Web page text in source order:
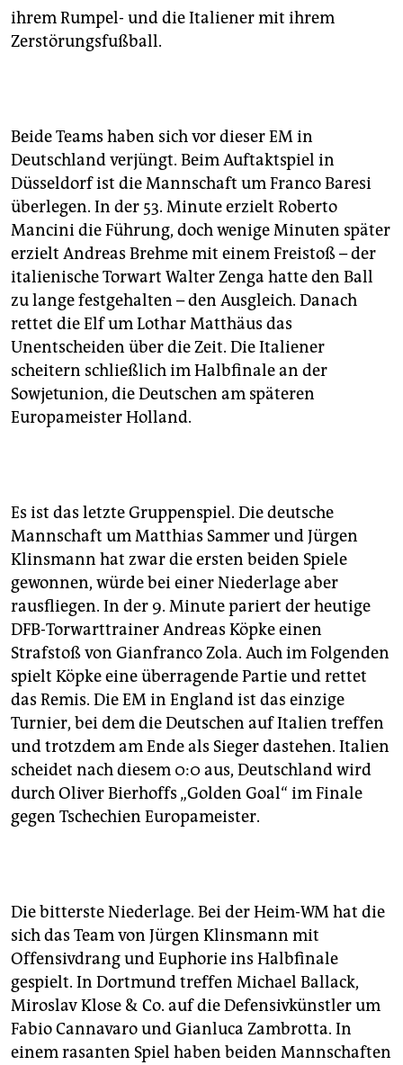
ihrem Rumpel- und die Italiener mit ihrem
Zerstörungsfußball.
Beide Teams haben sich vor dieser EM in
Deutschland verjüngt. Beim Auftaktspiel in
Düsseldorf ist die Mannschaft um Franco Baresi
überlegen. In der 53. Minute erzielt Roberto
Mancini die Führung, doch wenige Minuten später
erzielt Andreas Brehme mit einem Freistoß – der
italienische Torwart Walter Zenga hatte den Ball
zu lange festgehalten – den Ausgleich. Danach
rettet die Elf um Lothar Matthäus das
Unentscheiden über die Zeit. Die Italiener
scheitern schließlich im Halbfinale an der
Sowjetunion, die Deutschen am späteren
Europameister Holland.
Es ist das letzte Gruppenspiel. Die deutsche
Mannschaft um Matthias Sammer und Jürgen
Klinsmann hat zwar die ersten beiden Spiele
gewonnen, würde bei einer Niederlage aber
rausfliegen. In der 9. Minute pariert der heutige
DFB-Torwarttrainer Andreas Köpke einen
Strafstoß von Gianfranco Zola. Auch im Folgenden
spielt Köpke eine überragende Partie und rettet
das Remis. Die EM in England ist das einzige
Turnier, bei dem die Deutschen auf Italien treffen
und trotzdem am Ende als Sieger dastehen. Italien
scheidet nach diesem 0:0 aus, Deutschland wird
durch Oliver Bierhoffs „Golden Goal“ im Finale
gegen Tschechien Europameister.
Die bitterste Niederlage. Bei der Heim-WM hat die
sich das Team von Jürgen Klinsmann mit
Offensivdrang und Euphorie ins Halbfinale
gespielt. In Dortmund treffen Michael Ballack,
Miroslav Klose & Co. auf die Defensivkünstler um
Fabio Cannavaro und Gianluca Zambrotta. In
einem rasanten Spiel haben beiden Mannschaften